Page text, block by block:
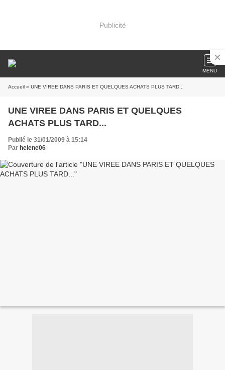
Publicité
MENU
Accueil » UNE VIREE DANS PARIS ET QUELQUES ACHATS PLUS TARD...
UNE VIREE DANS PARIS ET QUELQUES
ACHATS PLUS TARD...
Publié le 31/01/2009 à 15:14
Par helene06